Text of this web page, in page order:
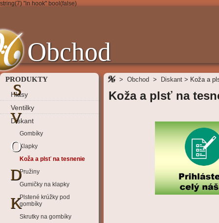
string(7) "in hook" bool(false)
Obchod
PRODUKTY
Hlasy
Ventilky
Diskant
Gombíky
Klapky
Koža a plsť na tesnenie
Pružiny
Gumičky na klapky
Plstené krúžky pod
gombíky
Skrutky na gombíky
S
V
O
D
K
> Obchod > Diskant > Koža a
Koža a plsť na